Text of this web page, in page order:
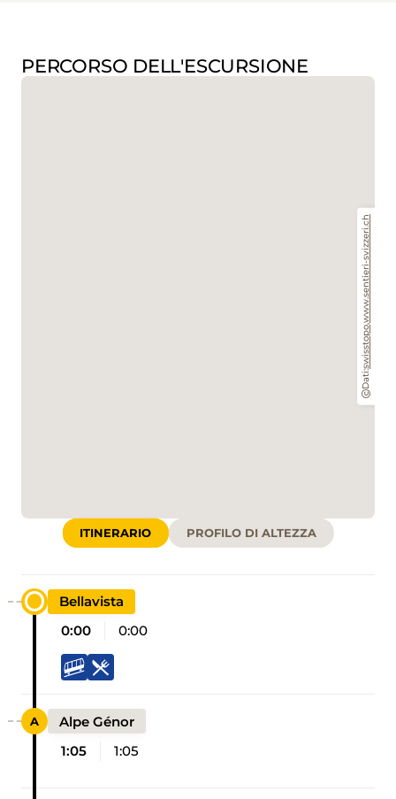
PERCORSO DELL'ESCURSIONE
Dati:
swisstopo
www.sentieri-svizzeri.ch
ITINERARIO PROFILO DI ALTEZZA
Bellavista
0:00
0:00
Alpe Génor
1:05
1:05